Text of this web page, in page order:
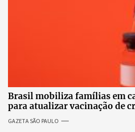
Brasil mobiliza famílias em
para atualizar vacinação de
adolescentes
GAZETA SÃO PAULO